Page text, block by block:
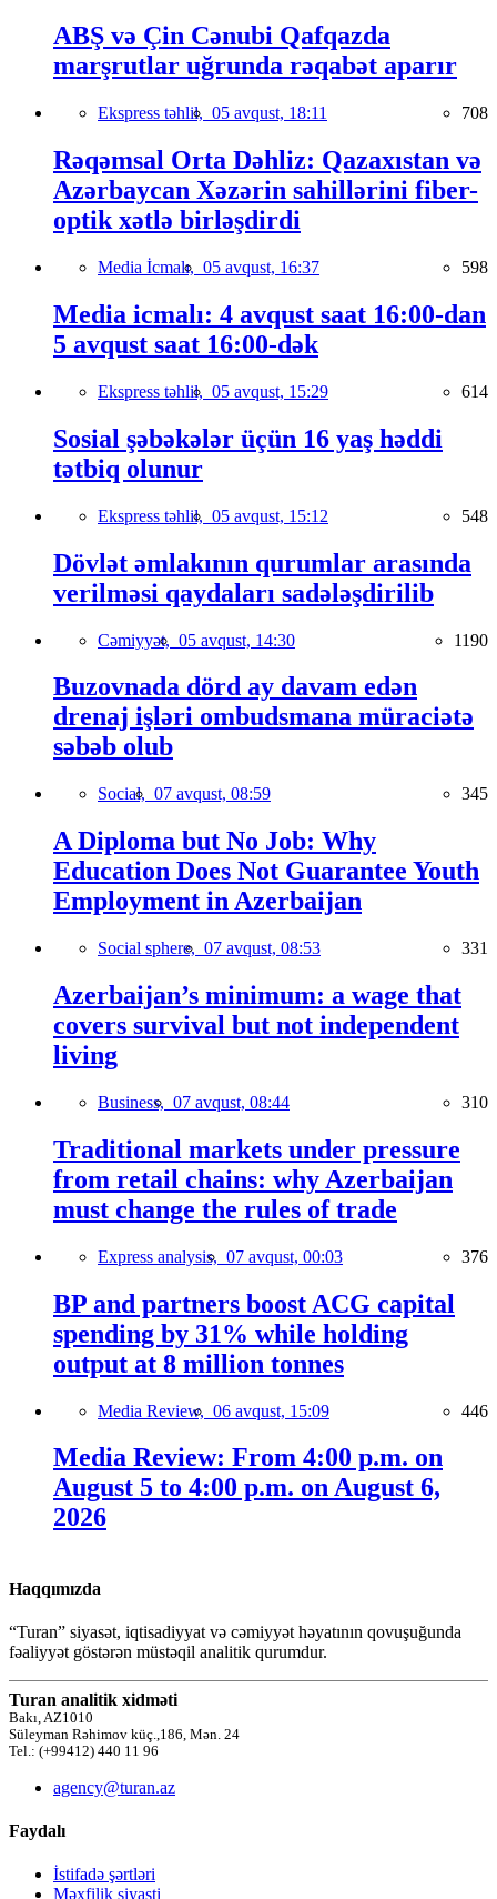
ABŞ və Çin Cənubi Qafqazda
marşrutlar uğrunda rəqabət aparır
Ekspress təhlil, 05 avqust, 18:11 708
Rəqəmsal Orta Dəhliz: Qazaxıstan və
Azərbaycan Xəzərin sahillərini fiber-
optik xətlə birləşdirdi
Media İcmalı, 05 avqust, 16:37 598
Media icmalı: 4 avqust saat 16:00-dan
5 avqust saat 16:00-dək
Ekspress təhlil, 05 avqust, 15:29 614
Sosial şəbəkələr üçün 16 yaş həddi
tətbiq olunur
Ekspress təhlil, 05 avqust, 15:12 548
Dövlət əmlakının qurumlar arasında
verilməsi qaydaları sadələşdirilib
Cəmiyyət, 05 avqust, 14:30 1190
Buzovnada dörd ay davam edən
drenaj işləri ombudsmana müraciətə
səbəb olub
Social, 07 avqust, 08:59 345
A Diploma but No Job: Why
Education Does Not Guarantee Youth
Employment in Azerbaijan
Social sphere, 07 avqust, 08:53 331
Azerbaijan’s minimum: a wage that
covers survival but not independent
living
Business, 07 avqust, 08:44 310
Traditional markets under pressure
from retail chains: why Azerbaijan
must change the rules of trade
Express analysis, 07 avqust, 00:03 376
BP and partners boost ACG capital
spending by 31% while holding
output at 8 million tonnes
Media Review, 06 avqust, 15:09 446
Media Review: From 4:00 p.m. on
August 5 to 4:00 p.m. on August 6,
2026
Haqqımızda
“Turan” siyasət, iqtisadiyyat və cəmiyyət həyatının qovuşuğunda
fəaliyyət göstərən müstəqil analitik qurumdur.
Turan analitik xidməti
Bakı, AZ1010
Süleyman Rəhimov küç.,186, Mən. 24
Tel.: (+99412) 440 11 96
agency@turan.az
Faydalı
İstifadə şərtləri
Məxfilik siyasti